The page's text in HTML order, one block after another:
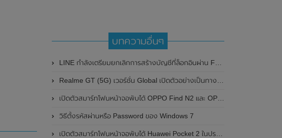
บทความอื่นๆ
LINE กำลังเตรียมยกเลิกการสร้างบัญชีที่ล็อกอินผ่าน Facebook เพื่อความปลอดภัย
Realme GT (5G) เวอร์ชั่น Global เปิดตัวอย่างเป็นทางการแล้ว จำหน่ายในโซนยุโรปก่อน เตรียมเปิดตัวในไทยวันที่ 24 มิถุนายน 2021 นี้
เปิดตัวสมาร์ทโฟนหน้าจอพับได้ OPPO Find N2 และ OPPO Find N2 Flip อย่างเป็นทางการในประเทศจีน
วิธีตั้งรหัสผ่านหรือ Password ของ Windows 7
เปิดตัวสมาร์ทโฟนหน้าจอพับได้ Huawei Pocket 2 ในประเทศจีนอย่างเป็นทางการแล้ว มาพร้อมกล้องหลัง 4 ตัว และรองรับการสื่อสารผ่านดาวเทียม